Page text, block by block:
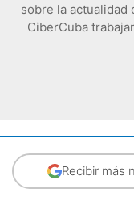
sobre la actualidad
CiberCuba
Recibir más